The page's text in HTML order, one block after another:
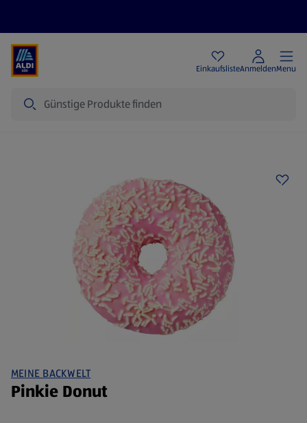
EinkaufslisteAnmeldenMenu
MEINE BACKWELT
Pinkie Donut